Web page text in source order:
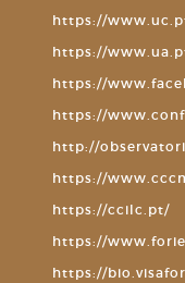
https://
https://
https://
https://
http://
https://
https://ccilc.pt/
https://
https://